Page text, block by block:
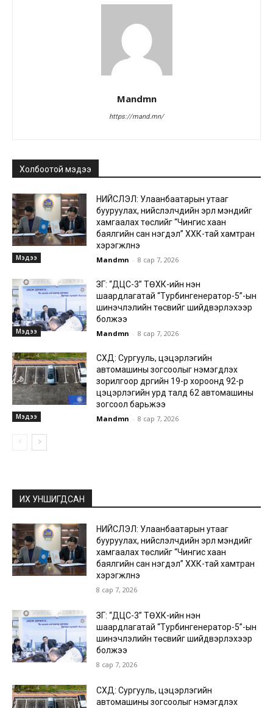
Mandmn
https://mand.mn/
Холбоотой мэдээ
Мэдээ
НИЙСЛЭЛ: Улаанбаатарын утааг
бууруулах, нийслэлчүүдийн эрүүл мэндийг
хамгаалах төслийг “Чингис хаан
баялгийн сан нэгдэл” ХХК-тай хамтран
хэрэгжүүлнэ
Mandmn - 8 сар 7, 2026
Мэдээ
ЗГ: “ДЦС-3” ТӨХК-ийн нэн
шаардлагатай “Турбингенератор-5”-ын
шинэчлэлийн төсвийг шийдвэрлэхээр
болжээ
Mandmn - 8 сар 7, 2026
Мэдээ
СХД: Сургууль, цэцэрлэгийн
автомашины зогсоолыг нэмэгдүүлэх
зорилгоор дүүргийн 19-р хороонд 92-р
цэцэрлэгийн урд талд 62 автомашины
зогсоол барьжээ
Mandmn - 8 сар 7, 2026
ИХ УНШИГДСАН
НИЙСЛЭЛ: Улаанбаатарын утааг
бууруулах, нийслэлчүүдийн эрүүл мэндийг
хамгаалах төслийг “Чингис хаан
баялгийн сан нэгдэл” ХХК-тай хамтран
хэрэгжүүлнэ
8 сар 7, 2026
ЗГ: “ДЦС-3” ТӨХК-ийн нэн
шаардлагатай “Турбингенератор-5”-ын
шинэчлэлийн төсвийг шийдвэрлэхээр
болжээ
8 сар 7, 2026
СХД: Сургууль, цэцэрлэгийн
автомашины зогсоолыг нэмэгдүүлэх